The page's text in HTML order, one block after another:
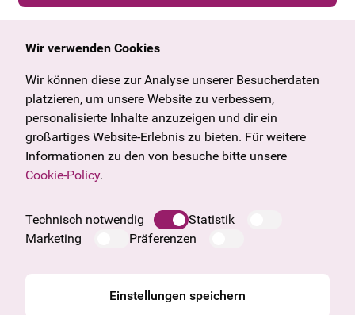
Allgemein
Angebote & News
U27
Geschenkgutschein
Häufige Fragen
Impressum
Datenschutzinformation
Wien
Tirol
Vorarlberg
Burgenland
Salzburg
Wir verwenden Cookies
Wir können diese zur Analyse unserer Besucherdaten
platzieren, um unsere Website zu verbessern,
personalisierte Inhalte anzuzeigen und dir ein
großartiges Website-Erlebnis zu bieten. Für weitere
Informationen zu den von besuche bitte unsere
Cookie-Policy.
Technisch notwendig
Statistik
Marketing
Präferenzen
Einstellungen speichern